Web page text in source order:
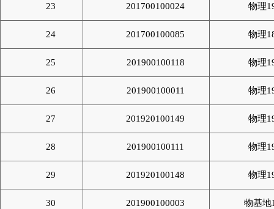
23 201700100024 物理
24 201700100085 物理
25 201900100118 物理
26 201900100011 物理
27 201920100149 物理
28 201900100111 物理
29 201920100148 物理
30 201900100003 物基地